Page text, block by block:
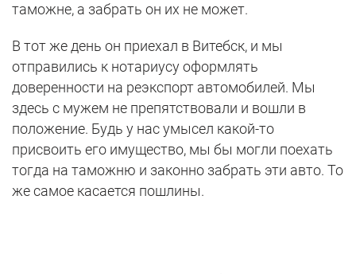
таможне, а забрать он их не может.
В тот же день он приехал в Витебск, и мы
отправились к нотариусу оформлять
доверенности на реэкспорт автомобилей. Мы
здесь с мужем не препятствовали и вошли в
положение. Будь у нас умысел какой-то
присвоить его имущество, мы бы могли поехать
тогда на таможню и законно забрать эти авто. То
же самое касается пошлины.